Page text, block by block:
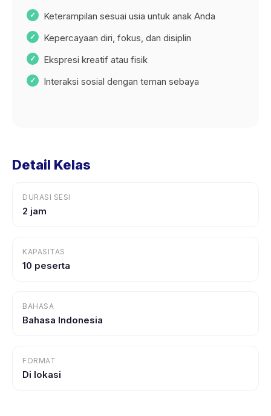
Keterampilan sesuai usia untuk anak Anda
Kepercayaan diri, fokus, dan disiplin
Ekspresi kreatif atau fisik
Interaksi sosial dengan teman sebaya
Detail Kelas
DURASI SESI
2 jam
KAPASITAS
10 peserta
BAHASA
Bahasa Indonesia
FORMAT
Di lokasi